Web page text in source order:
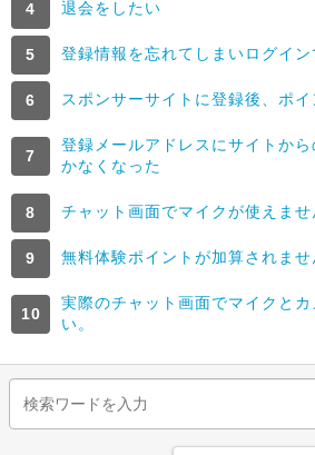
退会をしたい
登録情報を忘れてしまいログイン
スポンサーサイトに登録後、ポ
登録メールアドレスにサイトか
かなくなった
チャット画面でマイクが使えませ
無料体験ポイントが加算されませ
実際のチャット画面でマイクと
い。